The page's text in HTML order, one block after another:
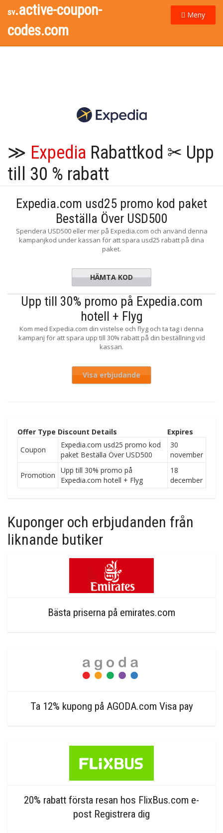
sv.active-coupon-
codes.com
Meny
≫ Expedia Rabattkod ✂ Upp
till 30 % rabatt
Expedia.com usd25 promo kod paket
Beställa Över USD500
Spendera USD500 eller mer på Expedia.com och använd denna
kampanjkod under kassan för att spara usd25 rabatt på dina
paket.
EXNOV25
HÄMTA KOD
Upp till 30% promo på Expedia.com
hotell + Flyg
Kom med Expedia.com din vistelse och flyg och ta tag i denna
kampanj för att spara upp till 30% rabatt på din beställning vid
kassan.
Visa erbjudande
Offer Type Discount Details
Expires
Coupon
Expedia.com usd25 promo kod
paket Beställa Över USD500
30
november
Promotion
Upp till 30% promo på
Expedia.com hotell + Flyg
18
december
Kuponger och erbjudanden från
liknande butiker
Bästa priserna på emirates.com
Ta 12% kupong på AGODA.com Visa pay
20% rabatt första resan hos FlixBus.com e-
post Registrera dig